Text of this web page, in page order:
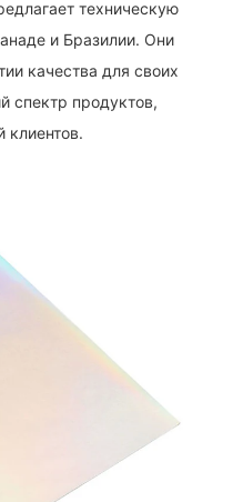
техническую
и Бразилии. Они
качества для своих
спектр продуктов,
клиентов.